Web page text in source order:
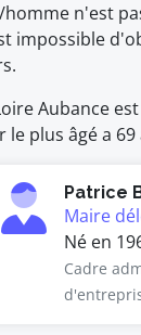
n'est
impossible
Aubance
plus âgé a 69
Patrice
Maire
Né en
Cadre